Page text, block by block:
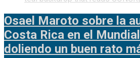
Osael Maroto sobre la
Costa Rica en el
doliendo un buen rato